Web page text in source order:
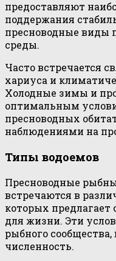
предоставляют
поддержания
пресноводные виды
среды.
Часто встречается
хариуса и
Холодные зимы и
оптимальным
пресноводных
наблюдениями на
Типы водоемов
Пресноводные
встречаются в
которых
для жизни. Эти
рыбного
численность.